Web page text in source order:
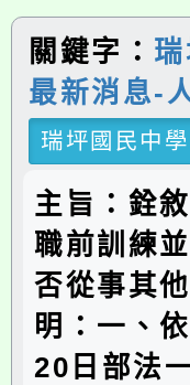
關鍵字： 瑞
最新消息-
瑞坪國民中學
主旨：銓
職前訓練
否從事其
明：一、
20日部法